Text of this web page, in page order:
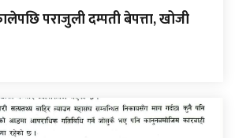
पराजुली दम्पती बेपत्ता, खोजी